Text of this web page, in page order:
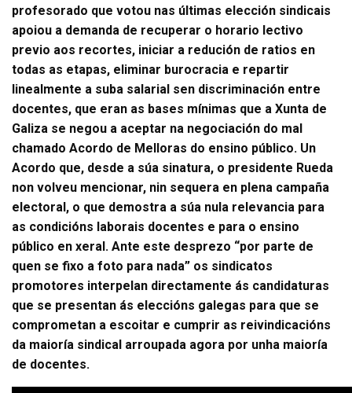
profesorado que votou nas últimas elección sindicais
apoiou a demanda de recuperar o horario lectivo
previo aos recortes, iniciar a redución de ratios en
todas as etapas, eliminar burocracia e repartir
linealmente a suba salarial sen discriminación entre
docentes, que eran as bases mínimas que a Xunta de
Galiza se negou a aceptar na negociación do mal
chamado Acordo de Melloras do ensino público. Un
Acordo que, desde a súa sinatura, o presidente Rueda
non volveu mencionar, nin sequera en plena campaña
electoral, o que demostra a súa nula relevancia para
as condicións laborais docentes e para o ensino
público en xeral. Ante este desprezo “por parte de
quen se fixo a foto para nada” os sindicatos
promotores interpelan directamente ás candidaturas
que se presentan ás eleccións galegas para que se
comprometan a escoitar e cumprir as reivindicacións
da maioría sindical arroupada agora por unha maioría
de docentes.